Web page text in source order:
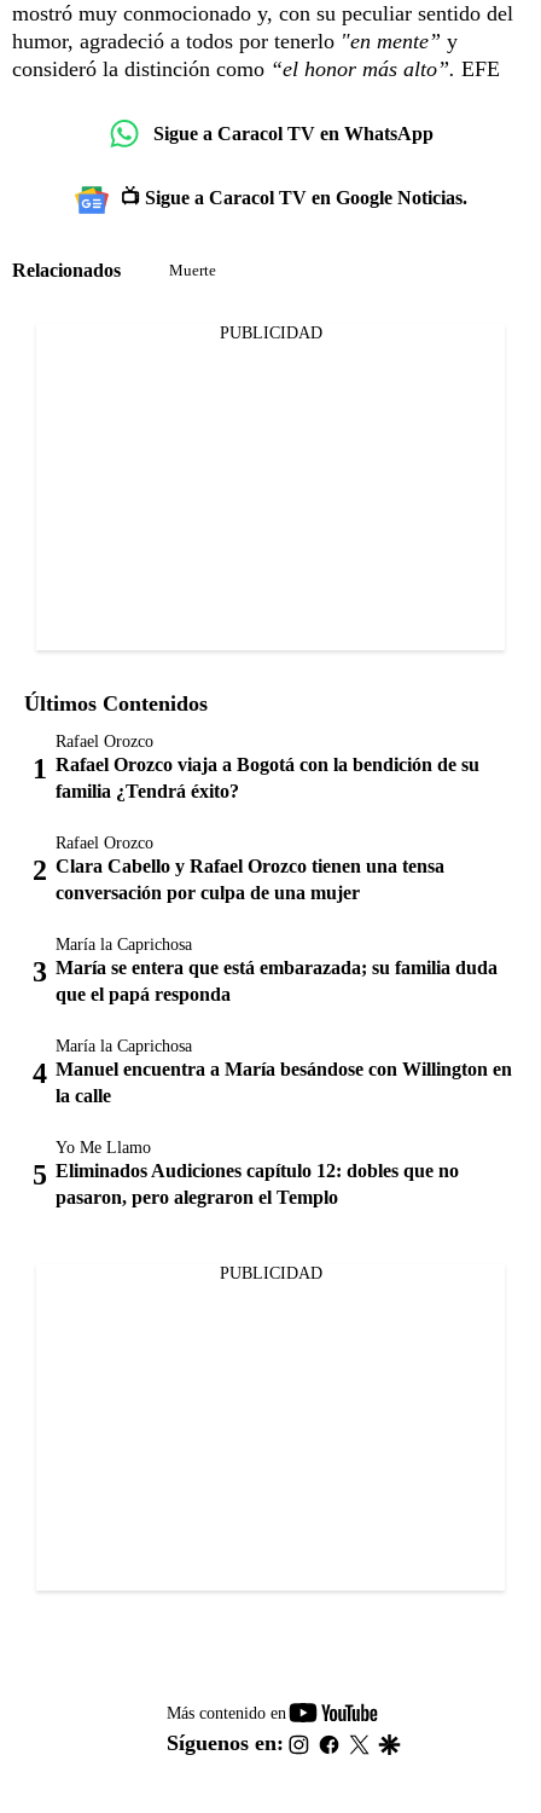
mostró muy conmocionado y, con su peculiar sentido del
humor, agradeció a todos por tenerlo "en mente” y
consideró la distinción como “el honor más alto”. EFE
Sigue a Caracol TV en WhatsApp
📺 Sigue a Caracol TV en Google Noticias.
Relacionados Muerte
PUBLICIDAD
Últimos Contenidos
Rafael Orozco
Rafael Orozco viaja a Bogotá con la bendición de su
familia ¿Tendrá éxito?
Rafael Orozco
Clara Cabello y Rafael Orozco tienen una tensa
conversación por culpa de una mujer
María la Caprichosa
María se entera que está embarazada; su familia duda
que el papá responda
María la Caprichosa
Manuel encuentra a María besándose con Willington en
la calle
Yo Me Llamo
Eliminados Audiciones capítulo 12: dobles que no
pasaron, pero alegraron el Templo
PUBLICIDAD
Más contenido en
youtube-
footer
Síguenos en: instagram
facebook
twitter